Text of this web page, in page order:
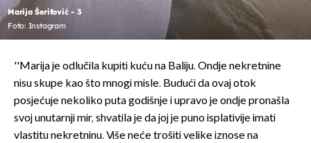
Marija Šerifović - 3
Foto: Instagram
''Marija je odlučila kupiti kuću na Baliju. Ondje nekretnine
nisu skupe kao što mnogi misle. Budući da ovaj otok
posjećuje nekoliko puta godišnje i upravo je ondje pronašla
svoj unutarnji mir, shvatila je da joj je puno isplativije imati
vlastitu nekretninu. Više neće trošiti velike iznose na